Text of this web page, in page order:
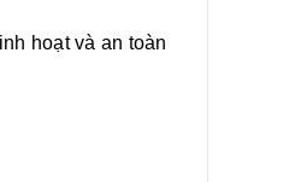
hoạt và an toàn